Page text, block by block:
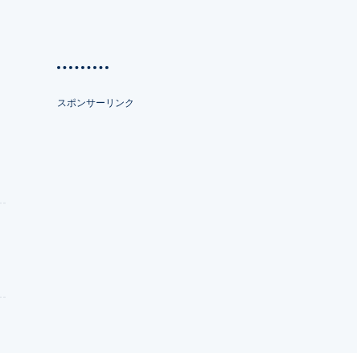
スポンサーリンク